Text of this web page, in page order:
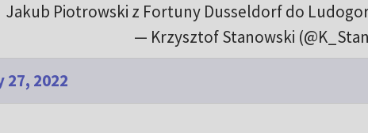
Jakub Piotrowski z Fortuny Dusseldorf do
— Krzysztof Stanowski
27, 2022